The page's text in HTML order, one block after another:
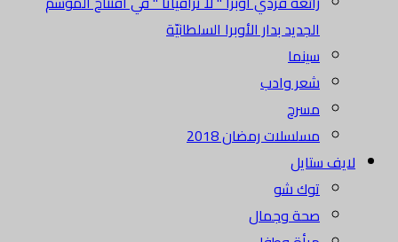
الجديد بدار الأوبرا السلطانيّة
سينما
شعر وادب
مسرح
مسلسلات رمضان 2018
لايف ستايل
توك شو
صحة وجمال